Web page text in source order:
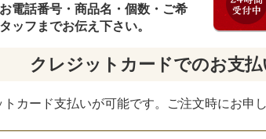
電話番号・商品名・個数・ご希
ッフまでお伝え下さい。
クレジットカードでのお支
カード支払いが可能です。ご注文時にお申し